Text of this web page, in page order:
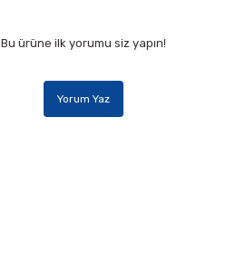
Bu ürüne ilk yorumu siz yapın!
Yorum Yaz